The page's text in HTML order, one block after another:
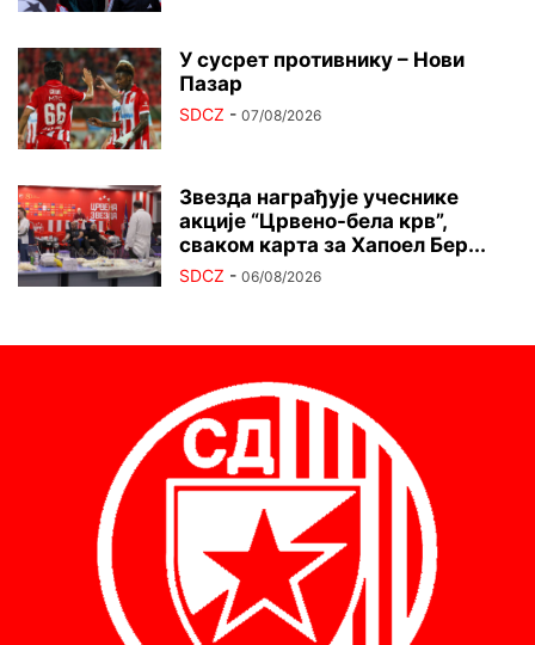
У сусрет противнику – Нови
Пазар
SDCZ - 07/08/2026
Звезда награђује учеснике
акције “Црвено-бела крв”,
сваком карта за Хапоел Бер...
SDCZ - 06/08/2026